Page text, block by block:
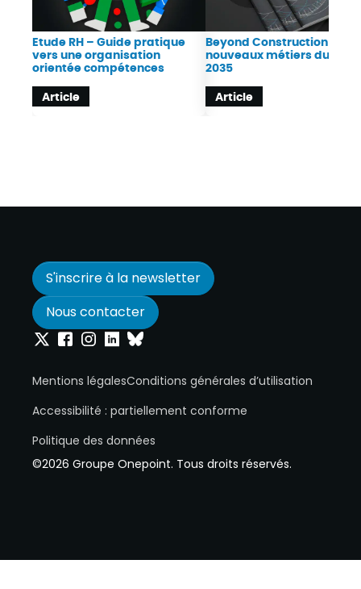
Etude RH – Guide pratique
vers une organisation
orientée compétences
Article
Beyond Construction : Les
nouveaux métiers du BTP
2035
Article
S'inscrire à la newsletter
Nous contacter
Onepoint sur Twitter
Onepoint sur Facebook
Onepoint sur Instagram
Onepoint sur Linkedin
Onepoint sur Bluesky
Mentions légalesConditions générales d’utilisation
Accessibilité : partiellement conforme
Politique des données
©2026 Groupe Onepoint. Tous droits réservés.